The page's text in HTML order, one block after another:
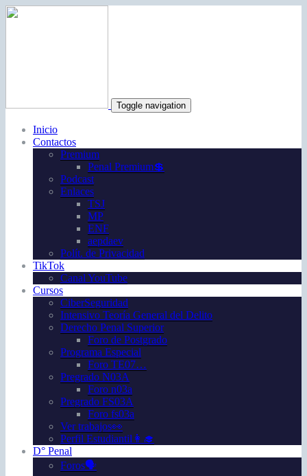
Toggle navigation
Inicio
Contactos
Premium
Penal Premium💲
Podcast
Enlaces
TSJ
MP
ENF
aepdaev
Polít. de Privacidad
TikTok
Canal YouTube
Cursos
CiberSeguridad
Intensivo Teoría General del Delito
Derecho Penal Superior
Foro de Postgrado
Programa Especial
Foro TE07…
Pregrado N03A
Foro n03a
Pregrado FS03A
Foro fs03a
Ver trabajos👀
Perfil Estudiantil👩‍🎓
D° Penal
Foros🗣️